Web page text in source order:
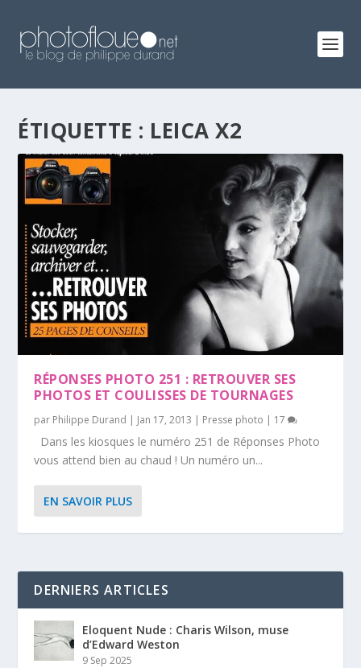
ÉTIQUETTE : LEICA X2
RÉPONSES PHOTO 251 : RETROUVER SES
PHOTOS ET COULISSES DE TOURNAGES
par Philippe Durand | Jan 17, 2013 | Presse photo | 17
Dans les kiosques le numéro 251 de Réponses Photo
vous attend bien au chaud ! Un numéro un...
EN SAVOIR PLUS
DERNIERS ARTICLES
Eloquent Nude : Charis Wilson, muse
d’Edward Weston
9 Sep 2025